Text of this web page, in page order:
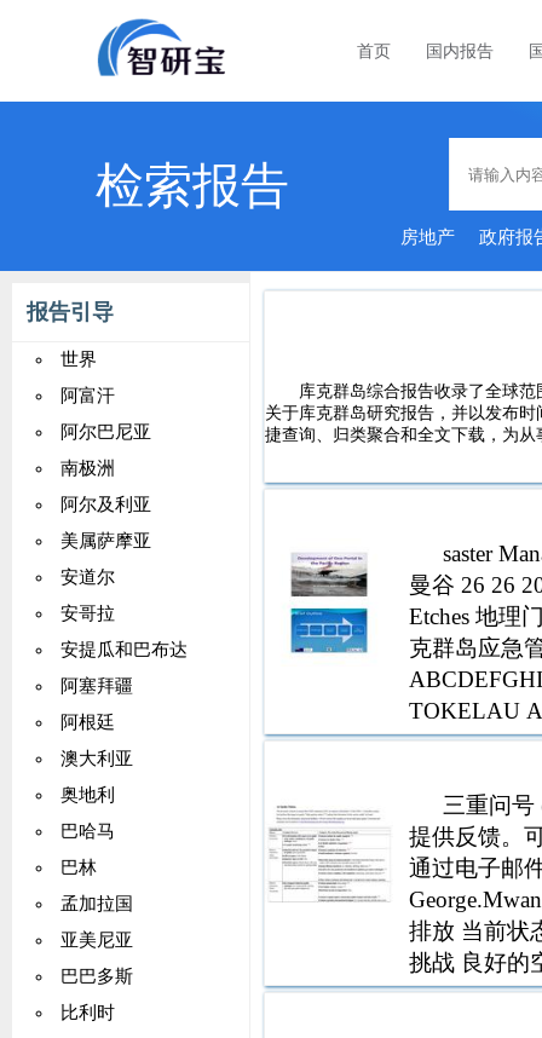
首页 国内报告
检索报告
房地产 政府报
定
报告引导
世界
阿富汗
阿尔巴尼亚
南极洲
阿尔及利亚
美属萨摩亚
安道尔
安哥拉
安提瓜和巴布达
阿塞拜疆
阿根廷
澳大利亚
奥地利
巴哈马
巴林
孟加拉国
亚美尼亚
巴巴多斯
比利时
库克群岛综合报告收录了全球
关于库克群岛研究报告，并以发布
捷查询、归类聚合和全文下载，为
saster
曼谷 26 26
Etches 地理
克群岛应急
TOKELAU
三重问号
提供反馈。
通过电子邮
排放 当前状
挑战 良好的
国家 GDP